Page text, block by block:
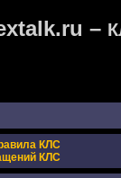
–
КЛС
КЛС